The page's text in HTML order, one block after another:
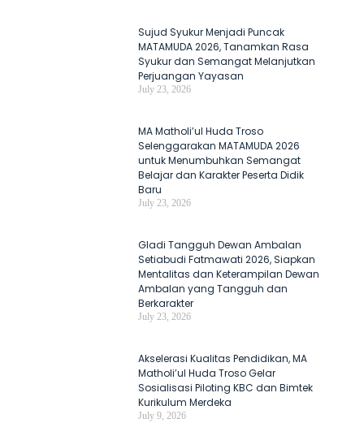
Sujud Syukur Menjadi Puncak
MATAMUDA 2026, Tanamkan Rasa
Syukur dan Semangat Melanjutkan
Perjuangan Yayasan
July 23, 2026
MA Matholi’ul Huda Troso
Selenggarakan MATAMUDA 2026
untuk Menumbuhkan Semangat
Belajar dan Karakter Peserta Didik
Baru
July 23, 2026
Gladi Tangguh Dewan Ambalan
Setiabudi Fatmawati 2026, Siapkan
Mentalitas dan Keterampilan Dewan
Ambalan yang Tangguh dan
Berkarakter
July 23, 2026
Akselerasi Kualitas Pendidikan, MA
Matholi’ul Huda Troso Gelar
Sosialisasi Piloting KBC dan Bimtek
Kurikulum Merdeka
July 9, 2026